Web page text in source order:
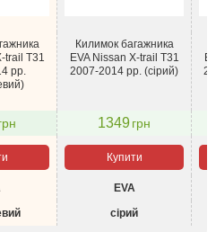
trail T31
рр.
Килимок багажника
EVA Nissan X-trail T31
2007-2014 рр. (сірий)
1349грн
Купити
EVA
сірий